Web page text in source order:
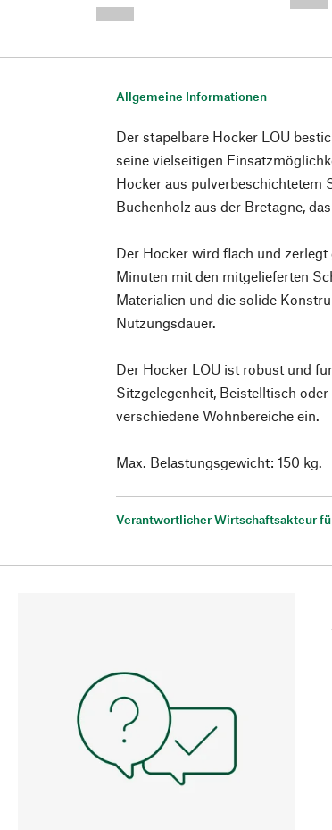
Allgemeine Informationen
Der stapelbare Hocker LOU
seine vielseitigen
Hocker aus pulverbeschichtetem
Buchenholz aus der Bretagne,
Der Hocker wird flach und
Minuten mit den mitgelieferten
Materialien und die solide
Nutzungsdauer.
Der Hocker LOU ist robust und
Sitzgelegenheit, Beistelltisch
verschiedene Wohnbereiche ein.
Max. Belastungsgewicht: 150 kg.
Verantwortlicher Wirtschaftsakteur